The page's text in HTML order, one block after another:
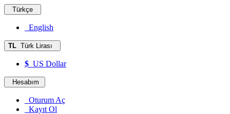
Türkçe
English
TL Türk Lirası
$ US Dollar
Hesabım
Oturum Aç
Kayıt Ol